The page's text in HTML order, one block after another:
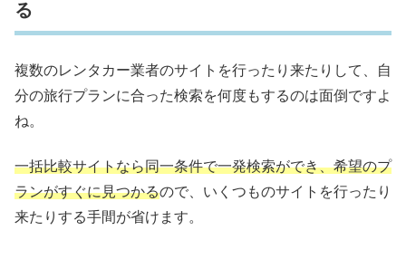
る
複数のレンタカー業者のサイトを行ったり来たりして、自
分の旅行プランに合った検索を何度もするのは面倒ですよ
ね。
一括比較サイトなら同一条件で一発検索ができ、希望のプ
ランがすぐに見つかるので、いくつものサイトを行ったり
来たりする手間が省けます。